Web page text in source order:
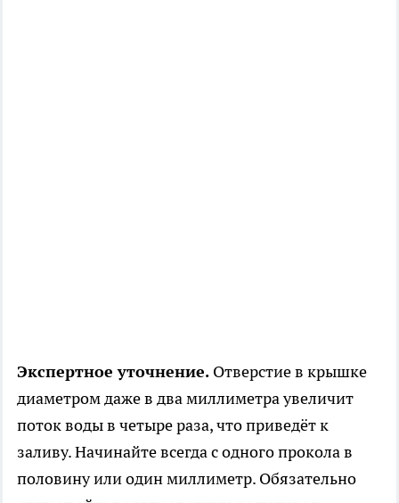
Экспертное уточнение. Отверстие в крышке
диаметром даже в два миллиметра увеличит
поток воды в четыре раза, что приведёт к
заливу. Начинайте всегда с одного прокола в
половину или один миллиметр. Обязательно